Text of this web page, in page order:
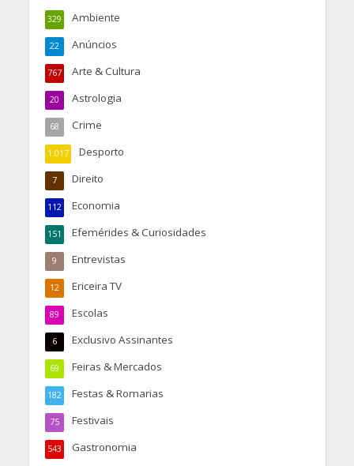
Ambiente
329
Anúncios
22
Arte & Cultura
767
Astrologia
20
Crime
68
Desporto
1.017
Direito
7
Economia
112
Efemérides & Curiosidades
151
Entrevistas
9
Ericeira TV
12
Escolas
89
Exclusivo Assinantes
6
Feiras & Mercados
69
Festas & Romarias
182
Festivais
75
Gastronomia
543